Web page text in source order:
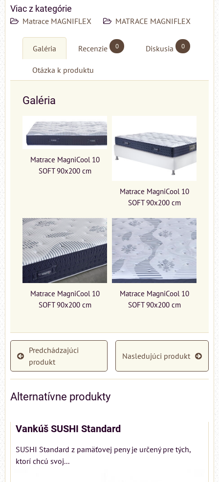
Viac z kategórie
Matrace MAGNIFLEX MATRACE MAGNIFLEX
Galéria Recenzie 0 Diskusia 0
Otázka k produktu
Galéria
Matrace MagniCool 10
SOFT 90x200 cm
Matrace MagniCool 10
SOFT 90x200 cm
Matrace MagniCool 10
SOFT 90x200 cm
Matrace MagniCool 10
SOFT 90x200 cm
Predchádzajúci
produkt
Nasledujúci produkt
Alternatívne produkty
Vankúš SUSHI Standard
SUSHI Standard z pamäťovej peny je určený pre tých,
ktorí chcú svoj...